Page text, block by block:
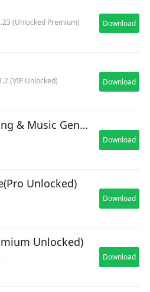
(Unlocked Premium) Download
(VIP Unlocked) Download
Suno AI Song & Music Generator
Download
Unlocked)
Download
Unlocked)
Download